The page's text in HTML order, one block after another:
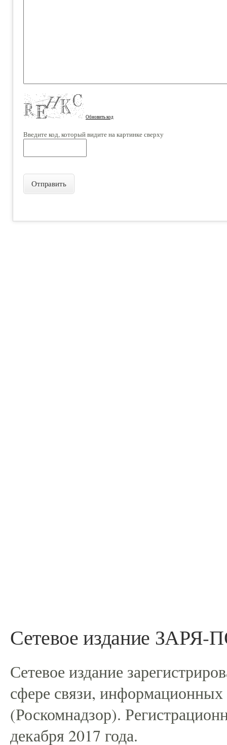
Обновить код
Введите код, который видите на картинке сверху
Отправить
Сетевое издание
Сетевое издание
сфере связи,
(Роскомнадзор).
декабря 2017 года.